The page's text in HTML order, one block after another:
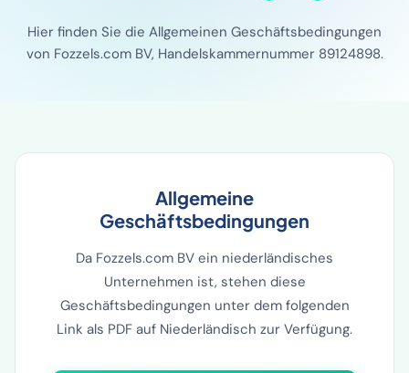
Hier finden Sie die Allgemeinen Geschäftsbedingungen
von Fozzels.com BV, Handelskammernummer 89124898.
Allgemeine
Geschäftsbedingungen
Da Fozzels.com BV ein niederländisches
Unternehmen ist, stehen diese
Geschäftsbedingungen unter dem folgenden
Link als PDF auf Niederländisch zur Verfügung.